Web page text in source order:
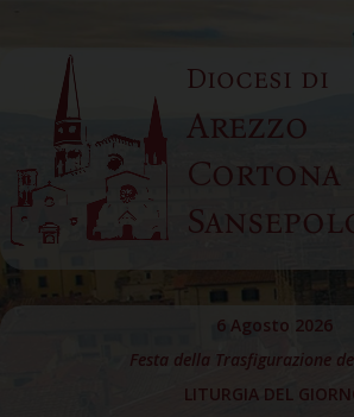
content
Diocesi di
Arezzo
Cortona
6 Agosto 2026
Festa della Trasfigurazione
LITURGIA DEL